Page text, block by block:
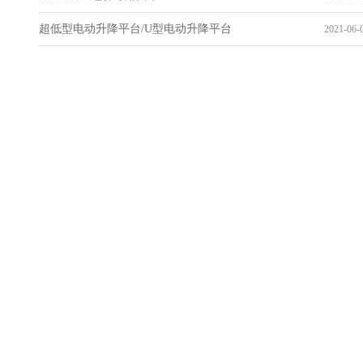
超低型电动升降平台/U型电动升降平台 2021-06-